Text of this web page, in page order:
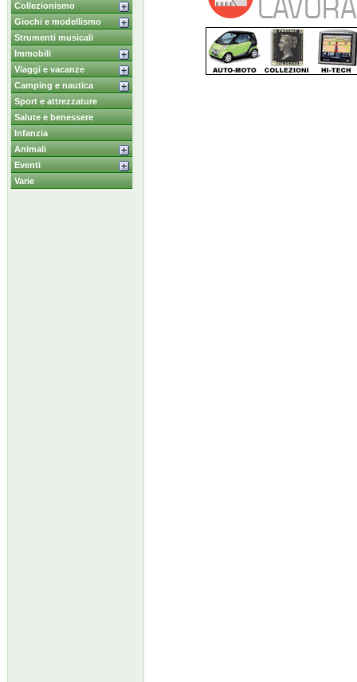
Collezionismo
Giochi e modellismo
Strumenti musicali
Immobili
Viaggi e vacanze
Camping e nautica
Sport e attrezzature
Salute e benessere
Infanzia
Animali
Eventi
Varie